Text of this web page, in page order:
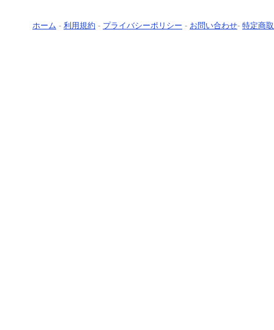
ホーム - 利用規約 - プライバシーポリシー - お問い合わせ- 特定商